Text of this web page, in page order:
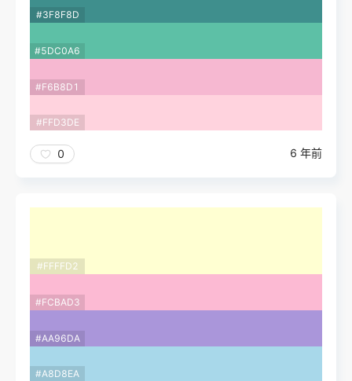
#3F8F8D
#5DC0A6
#F6B8D1
#FFD3DE
0 6 年前
#FFFFD2
#FCBAD3
#AA96DA
#A8D8EA